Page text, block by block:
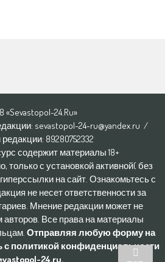
«Sevastopol-24.Ru»
sevastopol-24-ru@yandex.ru /
8928O752332
содержит материалы 18+
только с установкой активной( без
на сайт. Ознакомьтесь с
не несет ответственности за
Мнение редакции может не
Все права на материалы
Отправляя любую форму на
с политикой конфиденциальности
24.ru.